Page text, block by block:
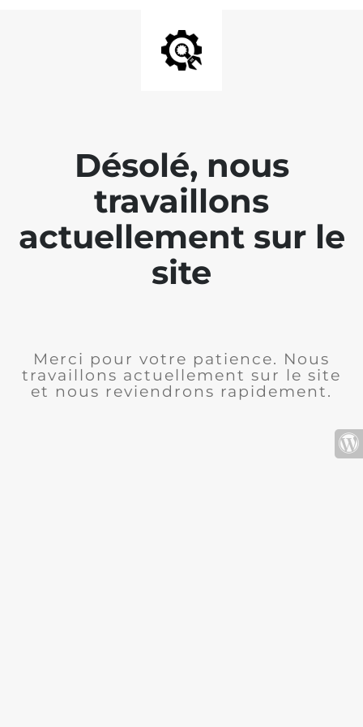
Désolé, nous
travaillons
actuellement sur le
site
Merci pour votre patience. Nous
travaillons actuellement sur le site
et nous reviendrons rapidement.